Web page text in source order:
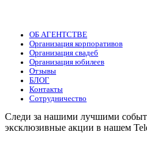
ОБ АГЕНТСТВЕ
Организация корпоративов
Организация свадеб
Организация юбилеев
Отзывы
БЛОГ
Контакты
Сотрудничество
Следи за нашими лучшими
эксклюзивные акции в нашем